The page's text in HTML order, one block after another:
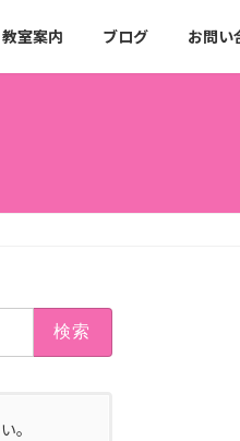
教室案内 ブログ お問い
。